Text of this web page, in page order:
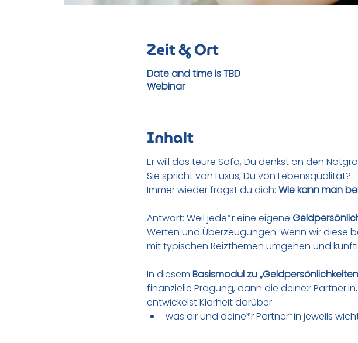
Zeit & Ort
Date and time is TBD
Webinar
Inhalt
Er will das teure Sofa, Du denkst an den
Sie spricht von Luxus, Du von Lebensqualität?
Immer wieder fragst du dich: Wie kann man
Antwort: Weil jede*r eine eigene
Werten und Überzeugungen. Wenn wir diese
mit typischen Reizthemen umgehen und
In diesem Basismodul zu
finanzielle Prägung, dann die deine:r
entwickelst Klarheit darüber:
was dir und deine*r Partner*in jeweils